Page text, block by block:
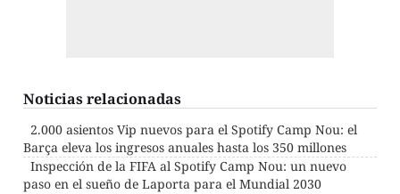
Noticias relacionadas
2.000 asientos Vip nuevos para el Spotify Camp Nou: el
Barça eleva los ingresos anuales hasta los 350 millones
Inspección de la FIFA al Spotify Camp Nou: un nuevo
paso en el sueño de Laporta para el Mundial 2030